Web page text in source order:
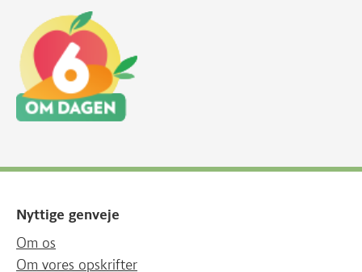
Nyttige genveje
Om os
Om vores opskrifter